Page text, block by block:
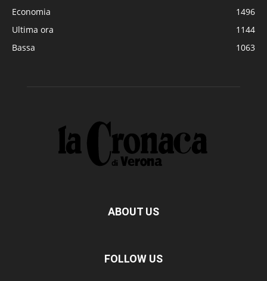
Economia
1496
Ultima ora
1144
Bassa
1063
ABOUT US
FOLLOW US